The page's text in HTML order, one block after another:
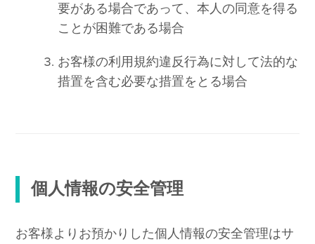
要がある場合であって、本人の同意を得る
ことが困難である場合
お客様の利用規約違反行為に対して法的な
措置を含む必要な措置をとる場合
個人情報の安全管理
お客様よりお預かりした個人情報の安全管理はサ